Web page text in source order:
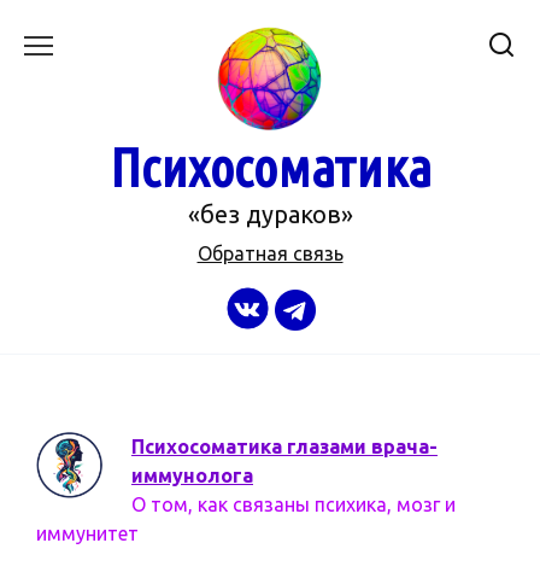
Психосоматика
«без дураков»
Обратная связь
Психосоматика глазами врача-
иммунолога
О том, как связаны психика, мозг и
иммунитет